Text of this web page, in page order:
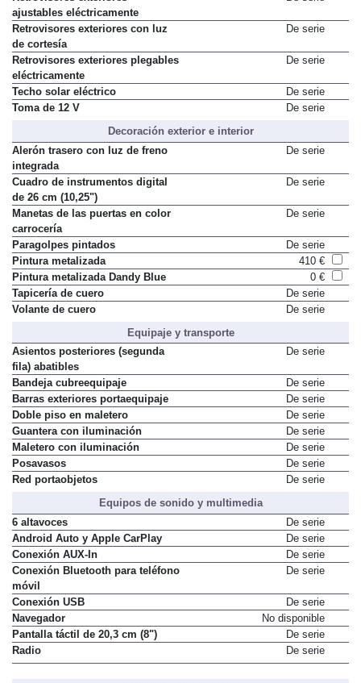
ajustables eléctricamente
Retrovisores exteriores con luz
de cortesía
De serie
Retrovisores exteriores plegables
eléctricamente
De serie
Techo solar eléctrico
De serie
Toma de 12 V
De serie
Decoración exterior e interior
Alerón trasero con luz de freno
integrada
De serie
Cuadro de instrumentos digital
de 26 cm (10,25")
De serie
Manetas de las puertas en color
carrocería
De serie
Paragolpes pintados
De serie
Pintura metalizada
410 €
Pintura metalizada Dandy Blue
0 €
Tapicería de cuero
De serie
Volante de cuero
De serie
Equipaje y transporte
Asientos posteriores (segunda
fila) abatibles
De serie
Bandeja cubreequipaje
De serie
Barras exteriores portaequipaje
De serie
Doble piso en maletero
De serie
Guantera con iluminación
De serie
Maletero con iluminación
De serie
Posavasos
De serie
Red portaobjetos
De serie
Equipos de sonido y multimedia
6 altavoces
De serie
Android Auto y Apple CarPlay
De serie
Conexión AUX-In
De serie
Conexión Bluetooth para teléfono
móvil
De serie
Conexión USB
De serie
Navegador
No disponible
Pantalla táctil de 20,3 cm (8")
De serie
Radio
De serie